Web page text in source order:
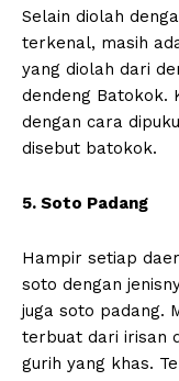
Selain diolah
terkenal, masih
yang diolah dari
dendeng Batokok.
dengan cara
disebut batokok.
5. Soto Padang
Hampir setiap
soto dengan
juga soto padang.
terbuat dari irisan
gurih yang khas.